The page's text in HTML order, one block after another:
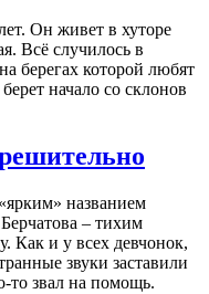
Он живет в хуторе
Всё случилось в
берегах которой любят
начало со склонов
названием
– тихим
Как и у всех девчонок,
звуки заставили
то звал на помощь.